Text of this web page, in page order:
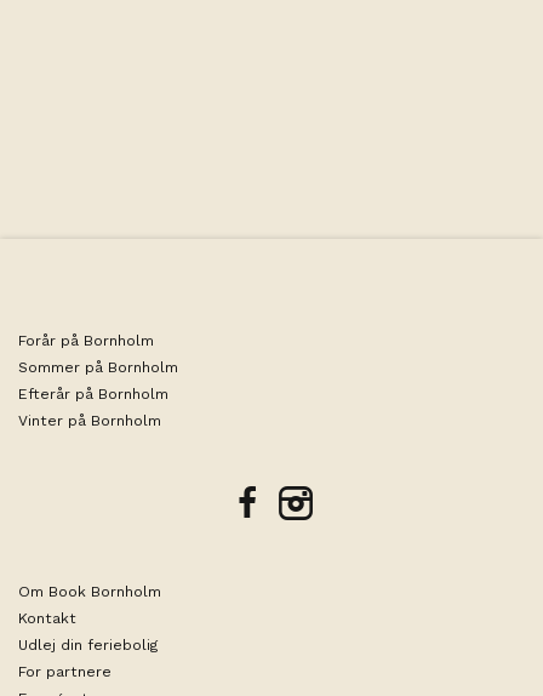
Forår på Bornholm
Sommer på Bornholm
Efterår på Bornholm
Vinter på Bornholm
facebookinstagram
Om Book Bornholm
Kontakt
Udlej din feriebolig
For partnere